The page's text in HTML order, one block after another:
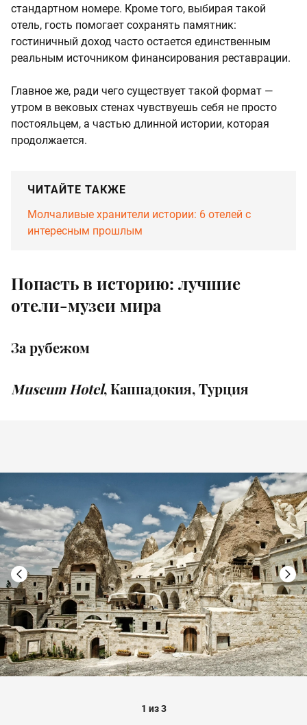
стандартном номере. Кроме того, выбирая такой
отель, гость помогает сохранять памятник:
гостиничный доход часто остается единственным
реальным источником финансирования реставрации.
Главное же, ради чего существует такой формат —
утром в вековых стенах чувствуешь себя не просто
постояльцем, а частью длинной истории, которая
продолжается.
ЧИТАЙТЕ ТАКЖЕ
Молчаливые хранители истории: 6 отелей с
интересным прошлым
Попасть в историю: лучшие
отели-музеи мира
За рубежом
Museum Hotel, Каппадокия, Турция
1 из 3